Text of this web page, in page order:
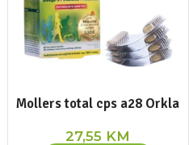
Mollers total cps a28 Orkla
27,55 KM